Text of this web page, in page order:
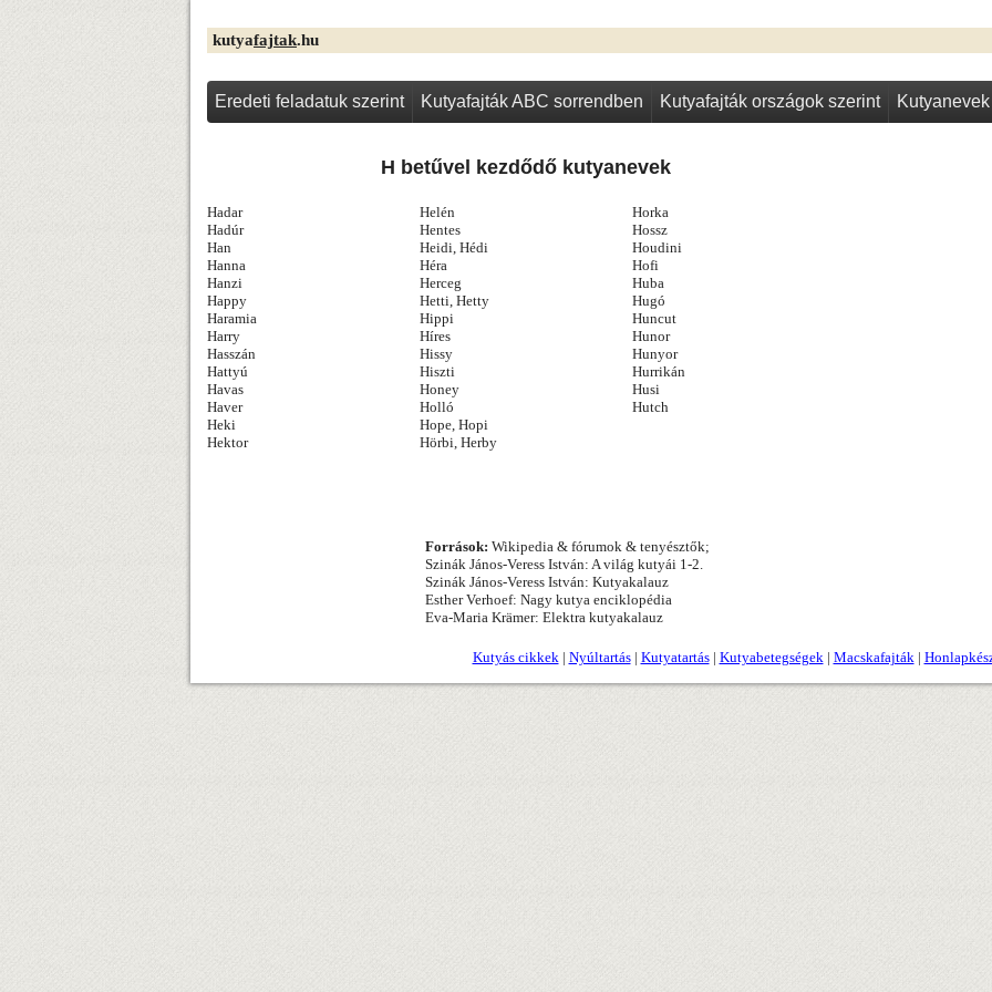
Eredeti feladatuk szerint Kutyafajták ABC sorrendben Kutyafajták országok szerint Kutyanevek
kutyafajtak.hu
H betűvel kezdődő kutyanevek
Hadar
Hadúr
Han
Hanna
Hanzi
Happy
Haramia
Harry
Hasszán
Hattyú
Havas
Haver
Heki
Hektor
Helén
Hentes
Heidi, Hédi
Héra
Herceg
Hetti, Hetty
Hippi
Híres
Hissy
Hiszti
Honey
Holló
Hope, Hopi
Hörbi, Herby
Horka
Hossz
Houdini
Hofi
Huba
Hugó
Huncut
Hunor
Hunyor
Hurrikán
Husi
Hutch
Források: Wikipedia & fórumok & tenyésztők;
Szinák János-Veress István: A világ kutyái 1-2.
Szinák János-Veress István: Kutyakalauz
Esther Verhoef: Nagy kutya enciklopédia
Eva-Maria Krämer: Elektra kutyakalauz
Kutyás cikkek| Nyúltartás| Kutyatartás| Kutyabetegségek| Macskafajták|